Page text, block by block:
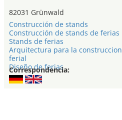
82031 Grünwald
Construcción de stands
Construcción de stands de ferias
Stands de ferias
Arquitectura para la construccion
ferial
Diseño de ferias
Correspondencia: